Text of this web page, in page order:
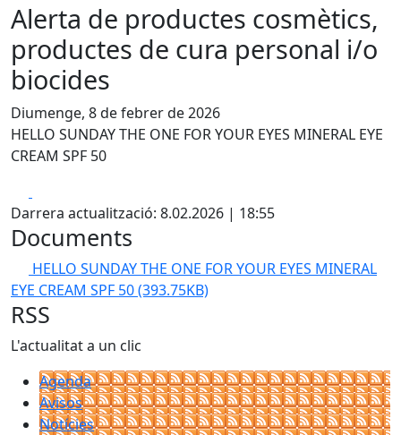
Alerta de productes cosmètics,
productes de cura personal i/o
biocides
Diumenge, 8 de febrer de 2026
HELLO SUNDAY THE ONE FOR YOUR EYES MINERAL EYE
CREAM SPF 50
Darrera actualització: 8.02.2026 | 18:55
Documents
HELLO SUNDAY THE ONE FOR YOUR EYES MINERAL
EYE CREAM SPF 50(393.75KB)
RSS
L'actualitat a un clic
Agenda
Avisos
Notícies